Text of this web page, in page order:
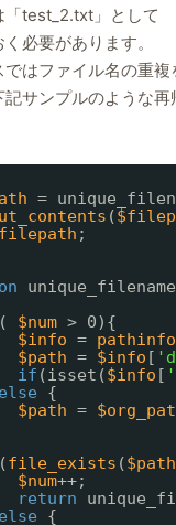
「test_2.txt」として
必要があります。
はファイル名の重複
サンプルのような再
=
(
;
( $num > 0){
$info = pathinfo
$path = $info [
if (isset($info [
else
{
$path =
(file_exists ($path
$num++;
return
else
{